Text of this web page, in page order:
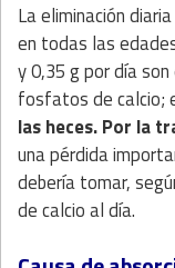
La eliminación
en todas las
y 0,35 g por día
fosfatos de calcio;
las heces. Por la
una pérdida
debería tomar,
de calcio al día.